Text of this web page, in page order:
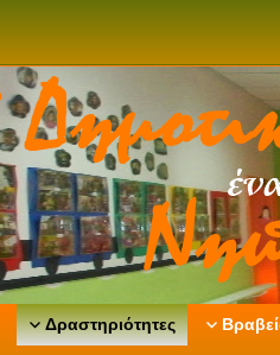
Δραστηριότητες